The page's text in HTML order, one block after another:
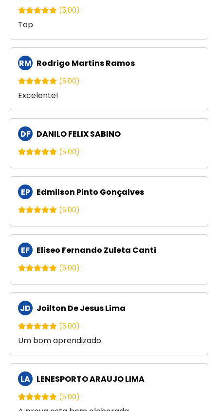
(5.00)
Top
RM Rodrigo Martins Ramos
(5.00)
Excelente!
DF DANILO FELIX SABINO
(5.00)
EP Edmilson Pinto Gonçalves
(5.00)
EF Eliseo Fernando Zuleta Canti
(5.00)
JD Joilton De Jesus Lima
(5.00)
Um bom aprendizado.
LA LENESPORTO ARAUJO LIMA
(5.00)